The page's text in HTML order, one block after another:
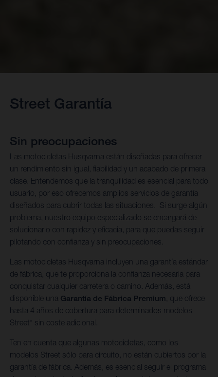
Street Garantía
Sin preocupaciones
Las motocicletas Husqvarna están diseñadas para ofrecer
un rendimiento sin igual, fiabilidad y un acabado de primera
clase. Entendemos que la tranquilidad es esencial para todo
usuario, por eso ofrecemos amplios servicios de garantía
diseñados para cubrir todas las situaciones. Si surge algún
problema, nuestro equipo especializado se encargará de
solucionarlo con rapidez y eficacia, para que puedas seguir
pilotando con confianza y sin preocupaciones.
Las motocicletas Husqvarna incluyen una garantía estándar
de fábrica, que te proporciona la confianza necesaria para
conquistar cualquier carretera o camino. Además, está
disponible una Garantía de Fábrica Premium , que ofrece
hasta 4 años de cobertura para determinados modelos
Street* sin coste adicional.
Ten en cuenta que algunas motocicletas, como los
modelos Street sólo para circuito, no están cubiertos por la
garantía de fábrica. Además, es esencial seguir el programa